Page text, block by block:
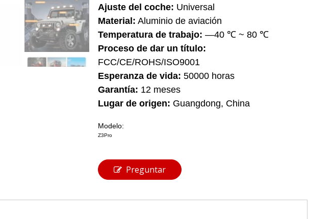
Ajuste del coche: Universal
Material: Aluminio de aviación
Temperatura de trabajo:—40 ℃ ~ 80 ℃
Proceso de dar un título:
FCC/CE/ROHS/ISO9001
Esperanza de vida: 50000 horas
Garantía: 12 meses
Lugar de origen: Guangdong, China
Modelo:
Z3Pro
Preguntar